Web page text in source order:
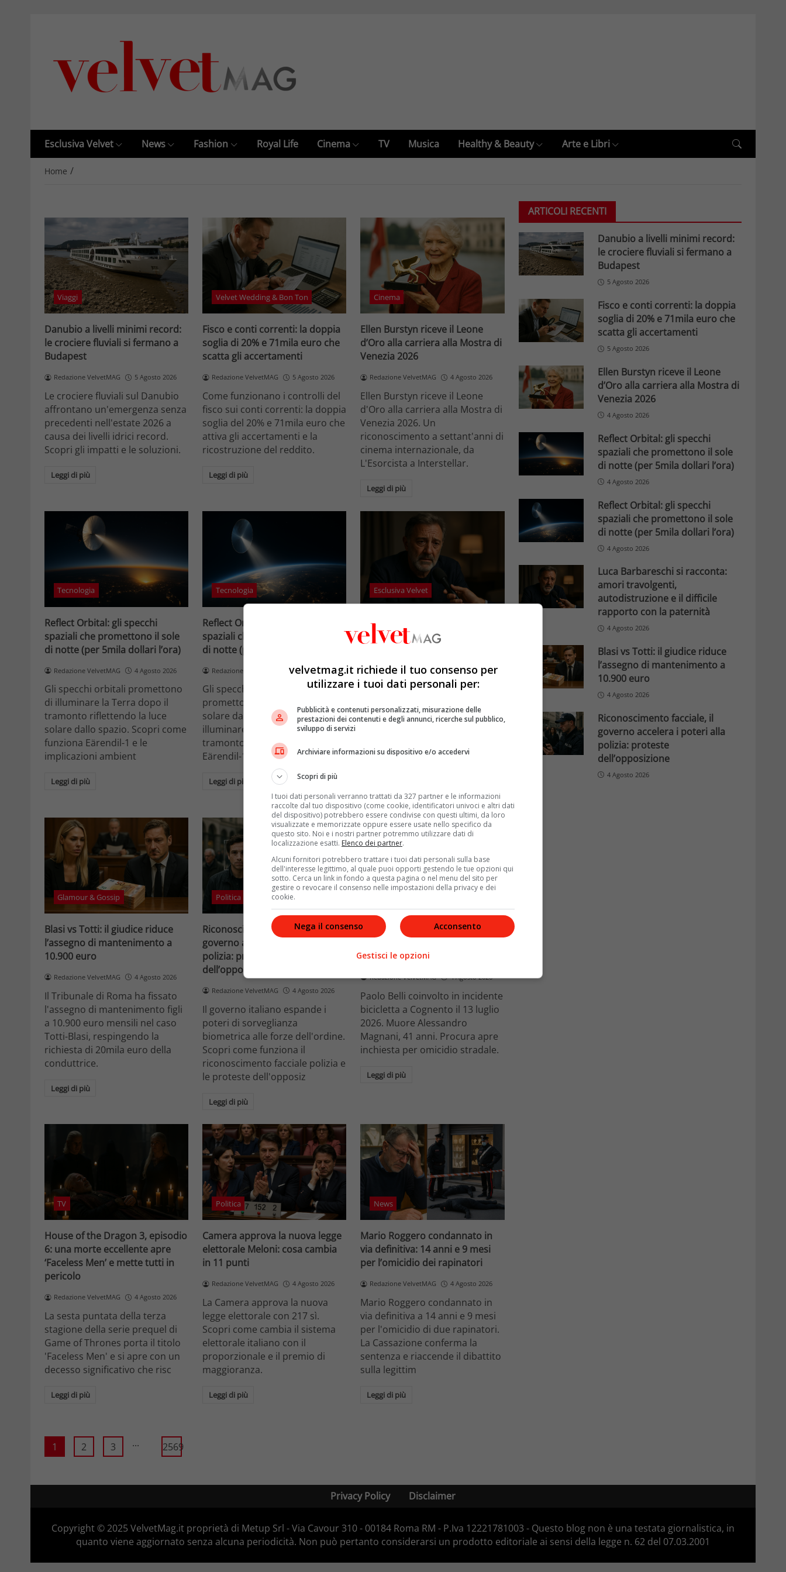
Esclusiva Velvet News Fashion Royal Life Cinema TV Musica Healthy & Beauty Arte e Libri
Home /
Viaggi
Danubio a livelli minimi record:
le crociere fluviali si fermano a
Budapest
Redazione VelvetMAG 5 Agosto 2026
Le crociere fluviali sul Danubio
affrontano un'emergenza senza
precedenti nell'estate 2026 a
causa dei livelli idrici record.
Scopri gli impatti e le soluzioni.
Leggi di più
Velvet Wedding & Bon Ton
Fisco e conti correnti: la doppia
soglia di 20% e 71mila euro che
scatta gli accertamenti
Redazione VelvetMAG 5 Agosto 2026
Come funzionano i controlli del
fisco sui conti correnti: la doppia
soglia del 20% e 71mila euro che
attiva gli accertamenti e la
ricostruzione del reddito.
Leggi di più
Cinema
Ellen Burstyn riceve il Leone
d’Oro alla carriera alla Mostra di
Venezia 2026
Redazione VelvetMAG 4 Agosto 2026
Ellen Burstyn riceve il Leone
d'Oro alla carriera alla Mostra di
Venezia 2026. Un
riconoscimento a settant'anni di
cinema internazionale, da
L'Esorcista a Interstellar.
Leggi di più
Tecnologia
Reflect Orbital: gli specchi
spaziali che promettono il sole
di notte (per 5mila dollari l’ora)
Redazione VelvetMAG 4 Agosto 2026
Gli specchi orbitali promettono
di illuminare la Terra dopo il
tramonto riflettendo la luce
solare dallo spazio. Scopri come
funziona Eärendil-1 e le
implicazioni ambient
Leggi di più
Tecnologia
Reflect Orbital: gli specchi
spaziali che promettono il sole
di notte (per 5mila dollari l’ora)
Redazione VelvetMAG 4 Agosto 2026
Gli specchi orbitali spaziali
promettono di riflettere la luce
solare dallo spazio per
illuminare la Terra dopo il
tramonto. Scopri come funziona
Eärendil-1 e le implicaz
Leggi di più
Esclusiva Velvet
Luca Barbareschi si racconta:
amori travolgenti,
rapporto con la paternità
Redazione VelvetMAG 4 Agosto 2026
70 anni in un'intervista intima:
ospedalieri e il suo difficile
Leggi di più
Glamour & Gossip
Blasi vs Totti: il giudice riduce
l’assegno di mantenimento a
10.900 euro
Redazione VelvetMAG 4 Agosto 2026
Il Tribunale di Roma ha fissato
l'assegno di mantenimento figli
a 10.900 euro mensili nel caso
Totti-Blasi, respingendo la
richiesta di 20mila euro della
conduttrice.
Leggi di più
Politica
Riconoscimento facciale, il
governo accelera i poteri alla
polizia: proteste
dell’opposizione
Redazione VelvetMAG 4 Agosto 2026
Il governo italiano espande i
poteri di sorveglianza
biometrica alle forze dell'ordine.
Scopri come funziona il
riconoscimento facciale polizia e
le proteste dell'opposiz
Leggi di più
Paolo Belli, tragico incidente in
Alessandro Magnani
Redazione VelvetMAG 4 Agosto 2026
Paolo Belli coinvolto in incidente
bicicletta a Cognento il 13 luglio
2026. Muore Alessandro
Magnani, 41 anni. Procura apre
inchiesta per omicidio stradale.
Leggi di più
TV
House of the Dragon 3, episodio
6: una morte eccellente apre
‘Faceless Men’ e mette tutti in
pericolo
Redazione VelvetMAG 4 Agosto 2026
La sesta puntata della terza
stagione della serie prequel di
Game of Thrones porta il titolo
'Faceless Men' e si apre con un
decesso significativo che risc
Leggi di più
Politica
Camera approva la nuova legge
elettorale Meloni: cosa cambia
in 11 punti
Redazione VelvetMAG 4 Agosto 2026
La Camera approva la nuova
legge elettorale con 217 sì.
Scopri come cambia il sistema
elettorale italiano con il
proporzionale e il premio di
maggioranza.
Leggi di più
News
Mario Roggero condannato in
via definitiva: 14 anni e 9 mesi
per l’omicidio dei rapinatori
Redazione VelvetMAG 4 Agosto 2026
Mario Roggero condannato in
via definitiva a 14 anni e 9 mesi
per l'omicidio di due rapinatori.
La Cassazione conferma la
sentenza e riaccende il dibattito
sulla legittim
Leggi di più
1 2 3 ... 2569
ARTICOLI RECENTI
Danubio a livelli minimi record:
le crociere fluviali si fermano a
Budapest
5 Agosto 2026
Fisco e conti correnti: la doppia
soglia di 20% e 71mila euro che
scatta gli accertamenti
5 Agosto 2026
Ellen Burstyn riceve il Leone
d’Oro alla carriera alla Mostra di
Venezia 2026
4 Agosto 2026
Reflect Orbital: gli specchi
spaziali che promettono il sole
di notte (per 5mila dollari l’ora)
4 Agosto 2026
Reflect Orbital: gli specchi
spaziali che promettono il sole
di notte (per 5mila dollari l’ora)
4 Agosto 2026
Luca Barbareschi si racconta:
amori travolgenti,
autodistruzione e il difficile
rapporto con la paternità
4 Agosto 2026
Blasi vs Totti: il giudice riduce
l’assegno di mantenimento a
10.900 euro
4 Agosto 2026
Riconoscimento facciale, il
governo accelera i poteri alla
polizia: proteste
dell’opposizione
4 Agosto 2026
Privacy Policy Disclaimer
Copyright © 2025 VelvetMag.it proprietà di Metup Srl - Via Cavour 310 - 00184 Roma RM - P.Iva 12221781003 - Questo blog non è una testata giornalistica, in
quanto viene aggiornato senza alcuna periodicità. Non può pertanto considerarsi un prodotto editoriale ai sensi della legge n. 62 del 07.03.2001
velvetmag.it richiede il tuo consenso per
utilizzare i tuoi dati personali per:
Pubblicità e contenuti personalizzati, misurazione delle
prestazioni dei contenuti e degli annunci, ricerche sul pubblico,
sviluppo di servizi
Archiviare informazioni su dispositivo e/o accedervi
Scopri di più
I tuoi dati personali verranno trattati da 327 partner e le informazioni
raccolte dal tuo dispositivo (come cookie, identificatori univoci e altri dati
del dispositivo) potrebbero essere condivise con questi ultimi, da loro
visualizzate e memorizzate oppure essere usate nello specifico da
questo sito. Noi e i nostri partner potremmo utilizzare dati di
localizzazione esatti. Elenco dei partner.
Alcuni fornitori potrebbero trattare i tuoi dati personali sulla base
dell'interesse legittimo, al quale puoi opporti gestendo le tue opzioni qui
sotto. Cerca un link in fondo a questa pagina o nel menu del sito per
gestire o revocare il consenso nelle impostazioni della privacy e dei
cookie.
Acconsento
Nega il consenso
Gestisci le opzioni